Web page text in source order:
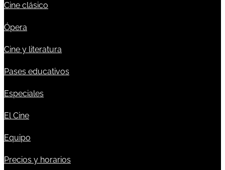
Cine clásico
Ópera
Cine y literatura
Pases educativos
Especiales
El Cine
Equipo
Precios y horarios